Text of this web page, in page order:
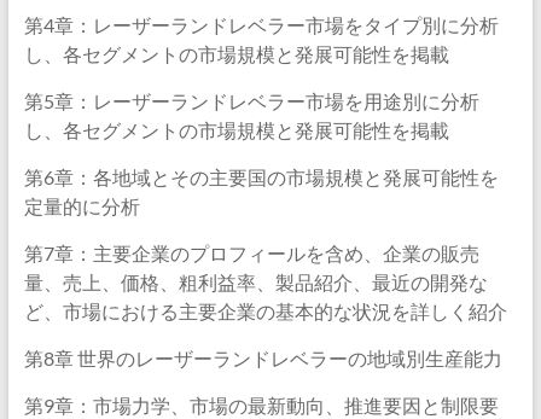
第4章：レーザーランドレベラー市場をタイプ別に分析
し、各セグメントの市場規模と発展可能性を掲載
第5章：レーザーランドレベラー市場を用途別に分析
し、各セグメントの市場規模と発展可能性を掲載
第6章：各地域とその主要国の市場規模と発展可能性を
定量的に分析
第7章：主要企業のプロフィールを含め、企業の販売
量、売上、価格、粗利益率、製品紹介、最近の開発な
ど、市場における主要企業の基本的な状況を詳しく紹介
第8章 世界のレーザーランドレベラーの地域別生産能力
第9章：市場力学、市場の最新動向、推進要因と制限要